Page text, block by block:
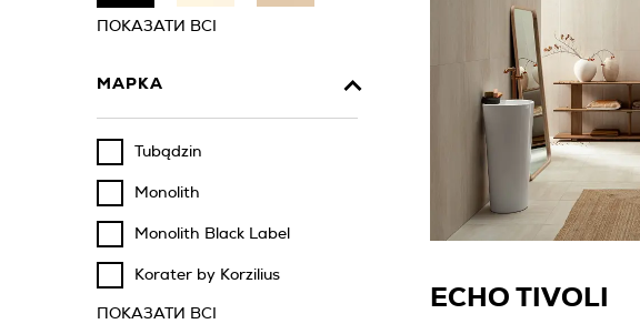
ПОКАЗАТИ ВСІ
МАРКА
Tubądzin
Monolith
Monolith Black Label
Korater by Korzilius
ПОКАЗАТИ ВСІ
ECHO TIVOLI